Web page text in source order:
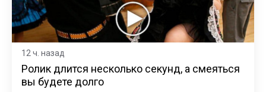
12 ч. назад
Ролик длится несколько секунд, а смеяться
вы будете долго